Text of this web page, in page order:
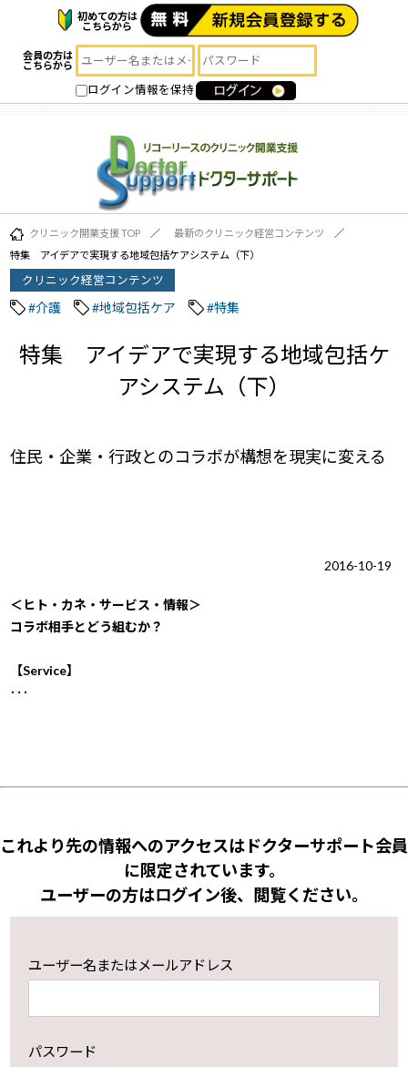
初めての方は
こちらから
会員の方は
こちらから
ログイン情報を保持
クリニック開業支援 TOP
最新のクリニック経営コンテンツ
特集 アイデアで実現する地域包括ケアシステム（下）
クリニック経営コンテンツ
#介護 #地域包括ケア #特集
特集 アイデアで実現する地域包括ケ
アシステム（下）
住民・企業・行政とのコラボが構想を現実に変える
2016-10-19
＜ヒト・カネ・サービス・情報＞
コラボ相手とどう組むか？
【Service】
･･･
これより先の情報へのアクセスはドクターサポート会員
に限定されています。
ユーザーの方はログイン後、閲覧ください。
ユーザー名またはメールアドレス
パスワード